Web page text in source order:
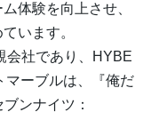
体験を向上させ、
います。
会社であり、HYBE
マーブルは、『俺だ
ンナイツ：